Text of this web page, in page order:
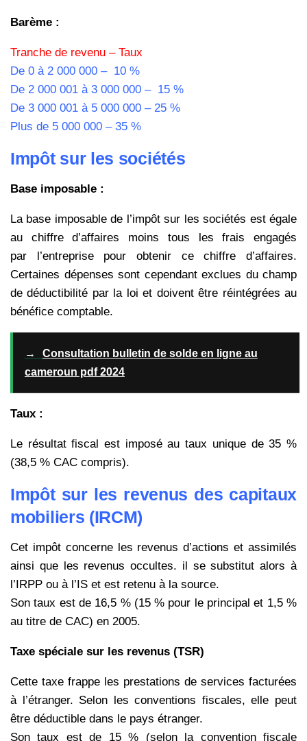
Barème :
Tranche de revenu – Taux
De 0 à 2 000 000 – 10 %
De 2 000 001 à 3 000 000 – 15 %
De 3 000 001 à 5 000 000 – 25 %
Plus de 5 000 000 – 35 %
Impôt sur les sociétés
Base imposable :
La base imposable de l’impôt sur les sociétés est égale
au chiffre d’affaires moins tous les frais engagés
par l’entreprise pour obtenir ce chiffre d’affaires.
Certaines dépenses sont cependant exclues du champ
de déductibilité par la loi et doivent être réintégrées au
bénéfice comptable.
→
Consultation bulletin de solde en ligne au
cameroun pdf 2024
Taux :
Le résultat fiscal est imposé au taux unique de 35 %
(38,5 % CAC compris).
Impôt sur les revenus des capitaux
mobiliers (IRCM)
Cet impôt concerne les revenus d’actions et assimilés
ainsi que les revenus occultes. il se substitut alors à
l’IRPP ou à l’IS et est retenu à la source.
Son taux est de 16,5 % (15 % pour le principal et 1,5 %
au titre de CAC) en 2005.
Taxe spéciale sur les revenus (TSR)
Cette taxe frappe les prestations de services facturées
à l’étranger. Selon les conventions fiscales, elle peut
être déductible dans le pays étranger.
Son taux est de 15 % (selon la convention fiscale